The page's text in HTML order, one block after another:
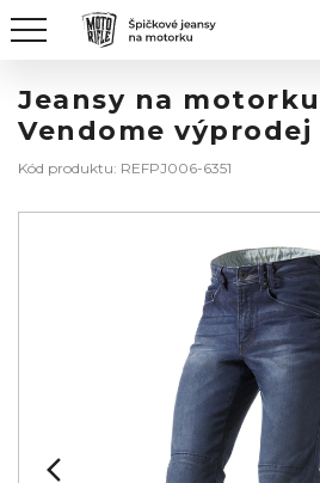
Jeansy na
Vendome výprodej
Kód produktu: REFPJ006-6351